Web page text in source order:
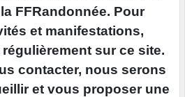
FFRandonnée. Pour
et manifestations,
sur ce site.
contacter, nous serons
et vous proposer une